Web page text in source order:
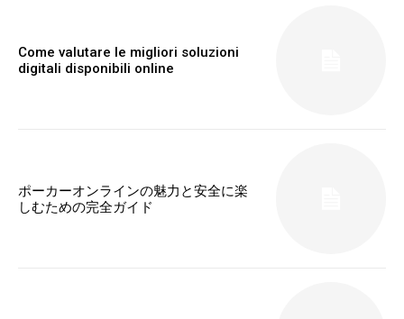
Come valutare le migliori soluzioni
digitali disponibili online
ポーカーオンラインの魅力と安全に楽
しむための完全ガイド